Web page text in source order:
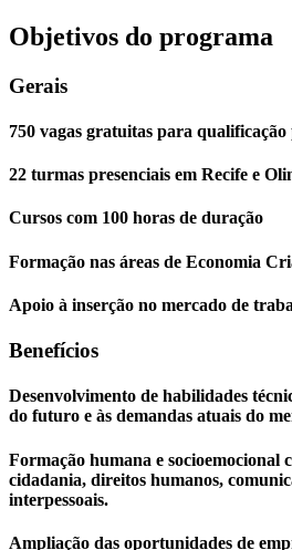
Objetivos do programa
Gerais
750 vagas gratuitas para
22 turmas presenciais em Recife e
Cursos com 100 horas de duração
Formação nas áreas de Economia
Apoio à inserção no mercado de
Benefícios
Desenvolvimento de habilidades
do futuro e às demandas atuais do
Formação humana e socioemocional
cidadania, direitos humanos,
interpessoais.
Ampliação das oportunidades de